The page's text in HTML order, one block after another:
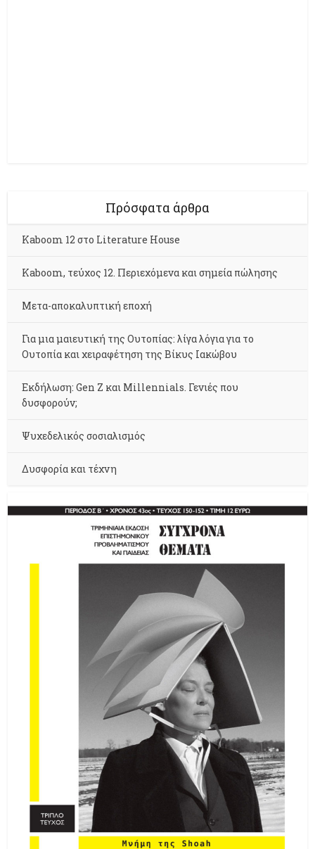
Πρόσφατα άρθρα
Kaboom 12 στο Literature House
Kaboom, τεύχος 12. Περιεχόμενα και σημεία πώλησης
Μετα-αποκαλυπτική εποχή
Για μια μαιευτική της Ουτοπίας: λίγα λόγια για το
Ουτοπία και χειραφέτηση της Βίκυς Ιακώβου
Εκδήλωση: Gen Z και Millennials. Γενιές που
δυσφορούν;
Ψυχεδελικός σοσιαλισμός
Δυσφορία και τέχνη